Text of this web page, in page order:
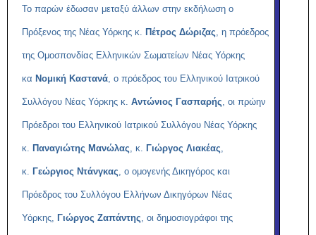
Το παρών έδωσαν μεταξύ άλλων στην εκδήλωση ο
Πρόξενος της Νέας Υόρκης κ. Πέτρος Δώριζας, η πρόεδρος
της Ομοσπονδίας Ελληνικών Σωματείων Νέας Υόρκης
κα Νομική Καστανά, ο πρόεδρος του Ελληνικού Ιατρικού
Συλλόγου Νέας Υόρκης κ. Αντώνιος Γασπαρής, οι πρώην
Πρόεδροι του Ελληνικού Ιατρικού Συλλόγου Νέας Υόρκης
κ. Παναγιώτης Μανώλας, κ. Γιώργος Λιακέας,
κ. Γεώργιος Ντάνγκας, ο ομογενής Δικηγόρος και
Πρόεδρος του Συλλόγου Ελλήνων Δικηγόρων Νέας
Υόρκης, Γιώργος Ζαπάντης, οι δημοσιογράφοι της